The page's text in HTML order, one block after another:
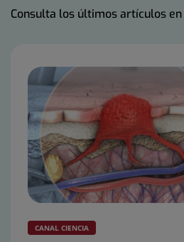
Consulta los últimos artículos en
CANAL CIENCIA